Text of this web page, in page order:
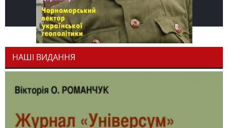
НАШІ ВИДАННЯ